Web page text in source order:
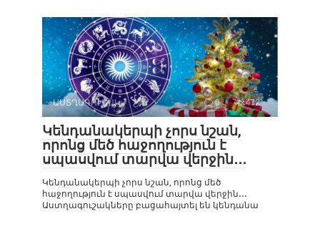
ԱՍՏՂԱԳՈՒՇԱԿ 0 472
Կենդանակերպի չորս նշան,
որոնց մեծ հաջողություն է
սպասվում տարվա վերջին․․․
Կենդանակերպի չորս նշան, որոնց մեծ
հաջողություն է սպասվում տարվա վերջին․․․
Աստղագուշակները բացահայտել են կենդանա